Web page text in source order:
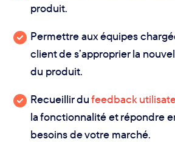
produit.
Permettre aux équipes
client de s’approprier la
du produit.
Recueillir dufeedback
la fonctionnalité et répondre
besoins de votre marché.